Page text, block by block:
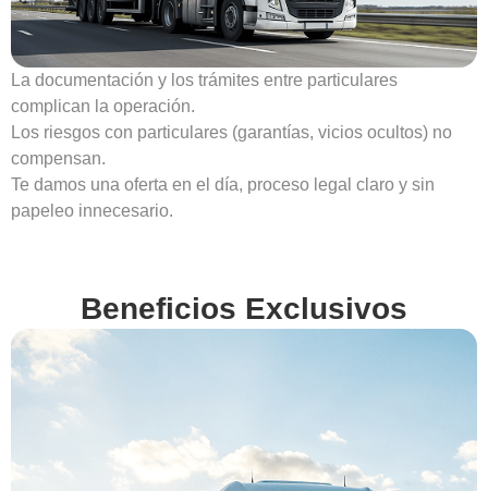
La documentación y los trámites entre particulares
complican la operación.
Los riesgos con particulares (garantías, vicios ocultos) no
compensan.
Te damos una oferta en el día, proceso legal claro y sin
papeleo innecesario.
Beneficios Exclusivos
En
VenderMiCamion.com
vida más fácil. Por eso,
además de ofrecerte la
mejor tasación,